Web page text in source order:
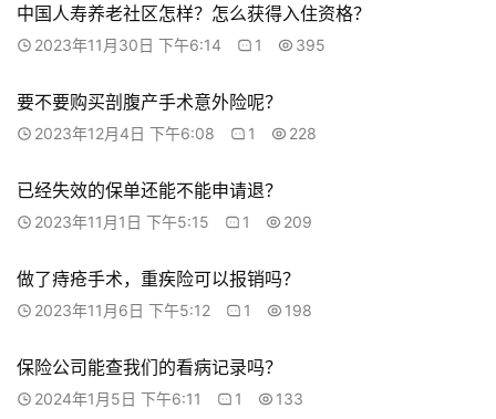
中国人寿养老社区怎样？怎么获得入住资格？
2023年11月30日 下午6:14 1 395
要不要购买剖腹产手术意外险呢？
2023年12月4日 下午6:08 1 228
已经失效的保单还能不能申请退？
2023年11月1日 下午5:15 1 209
做了痔疮手术，重疾险可以报销吗？
2023年11月6日 下午5:12 1 198
保险公司能查我们的看病记录吗？
2024年1月5日 下午6:11 1 133